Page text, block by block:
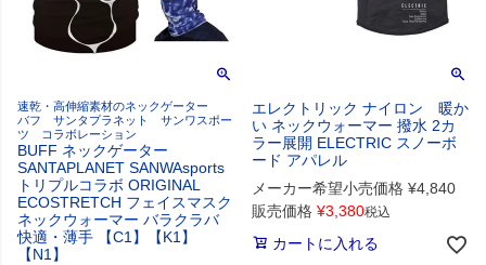
速乾・高伸縮素材のネックゲーター
バフ サンタプラネット サンワスポー
ツ コラボレーション
BUFF ネックゲーター
SANTAPLANET SANWAsports
トリプルコラボ ORIGINAL
ECOSTRETCH フェイスマスク
ネックウォーマー バラクラバ
快適・薄手 【C1】【K1】
【N1】
エレクトリック ナイロン 暖か
い ネックウォーマー 撥水 2カ
ラー展開 ELECTRIC スノーボ
ード アパレル
メーカー希望小売価格 ¥4,840
販売価格 ¥3,380税込
カートに入れる